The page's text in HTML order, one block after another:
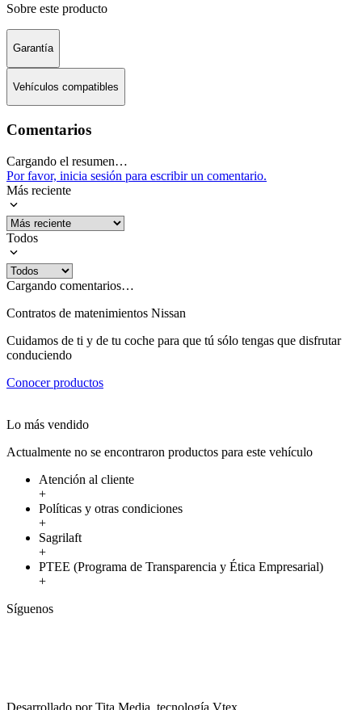
Sobre este producto
Garantía
Vehículos compatibles
Comentarios
Cargando el resumen…
Por favor, inicia sesión para escribir un comentario.
Más reciente
Todos
Cargando comentarios…
Contratos de matenimientos Nissan
Cuidamos de ti y de tu coche para que tú sólo tengas que disfrutar
conduciendo
Conocer productos
Lo más vendido
Actualmente no se encontraron productos para este vehículo
Atención al cliente
+
Políticas y otras condiciones
+
Sagrilaft
+
PTEE (Programa de Transparencia y Ética Empresarial)
+
Síguenos
Desarrollado por Tita Media, tecnología Vtex.